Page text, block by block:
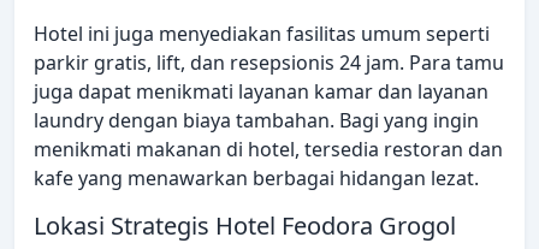
Hotel ini juga menyediakan fasilitas umum seperti
parkir gratis, lift, dan resepsionis 24 jam. Para tamu
juga dapat menikmati layanan kamar dan layanan
laundry dengan biaya tambahan. Bagi yang ingin
menikmati makanan di hotel, tersedia restoran dan
kafe yang menawarkan berbagai hidangan lezat.
Lokasi Strategis Hotel Feodora Grogol